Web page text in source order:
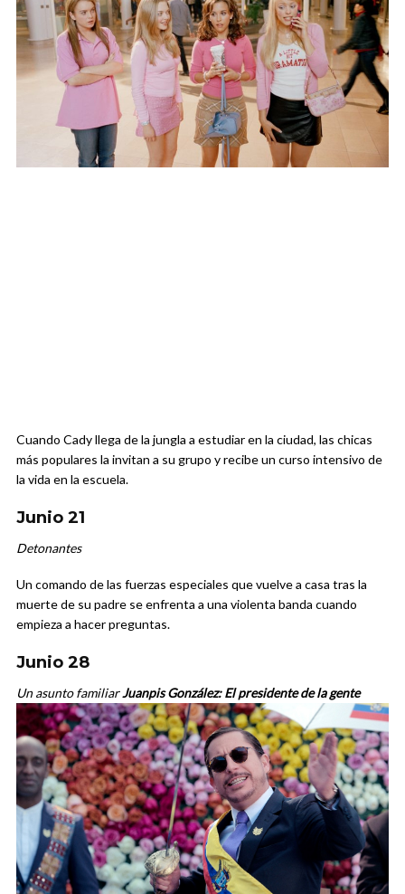
Cuando Cady llega de la jungla a estudiar en la ciudad, las chicas
más populares la invitan a su grupo y recibe un curso intensivo de
la vida en la escuela.
Junio 21
Detonantes
Un comando de las fuerzas especiales que vuelve a casa tras la
muerte de su padre se enfrenta a una violenta banda cuando
empieza a hacer preguntas.
Junio 28
Un asunto familiarJuanpis González: El presidente de la gente